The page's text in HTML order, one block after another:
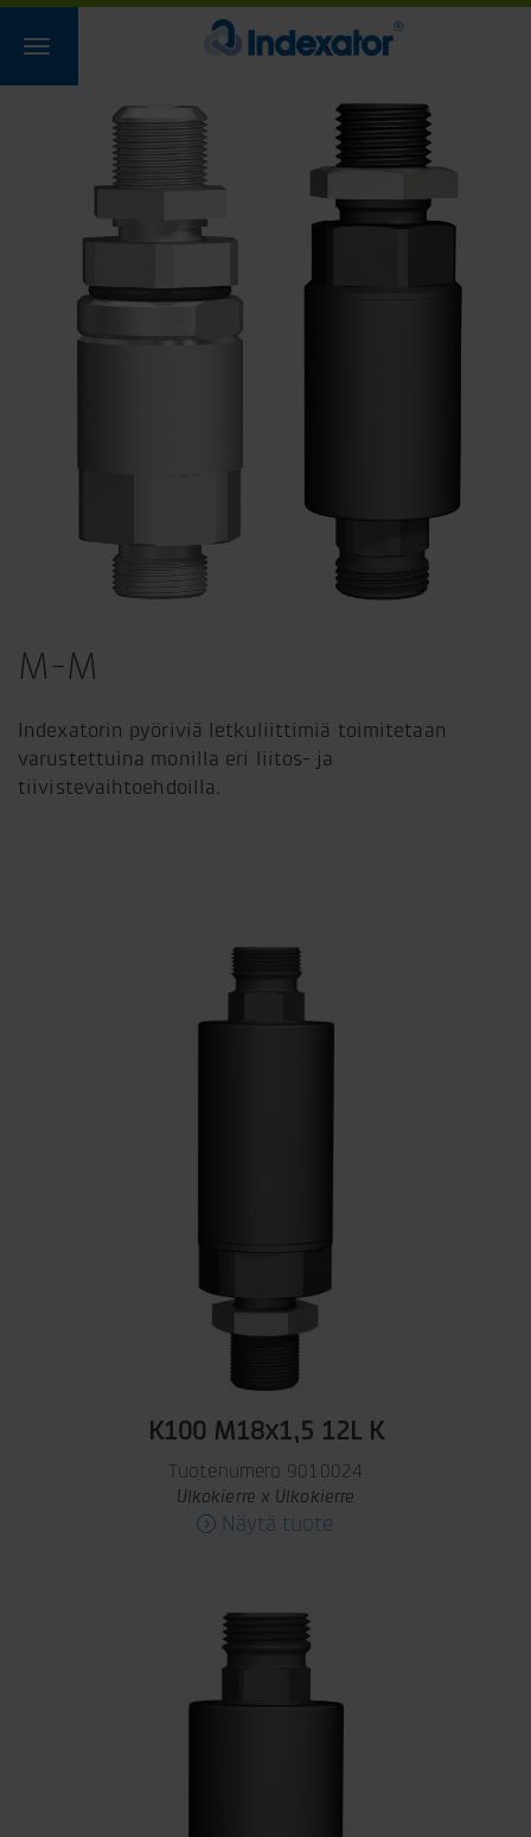
M-M
Indexatorin pyöriviä letkuliittimiä toimitetaan
varustettuina monilla eri liitos- ja
tiivistevaihtoehdoilla.
K100 M18x1,5 12L K
Tuotenumero 9010024
Ulkokierre x Ulkokierre
Näytä tuote